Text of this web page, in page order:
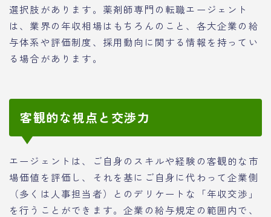
選択肢があります。薬剤師専門の転職エージェント
は、業界の年収相場はもちろんのこと、各大企業の給
与体系や評価制度、採用動向に関する情報を持ってい
る場合があります。
客観的な視点と交渉力
エージェントは、ご自身のスキルや経験の客観的な市
場価値を評価し、それを基にご自身に代わって企業側
（多くは人事担当者）とのデリケートな「年収交渉」
を行うことができます。企業の給与規定の範囲内で、